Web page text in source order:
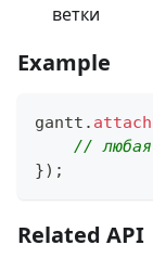
ветки
Example
gantt .
// любая
}) ;
Related API